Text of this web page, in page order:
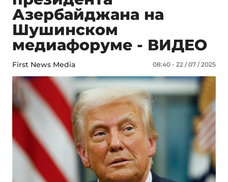
Азербайджана на
Шушинском
медиафоруме - ВИДЕО
First News Media 08:40 - 22 / 07 / 2025